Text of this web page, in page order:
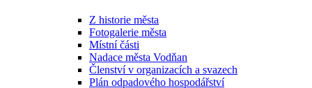
Z historie města
Fotogalerie města
Místní části
Nadace města Vodňan
Členství v organizacích a svazech
Plán odpadového hospodářství